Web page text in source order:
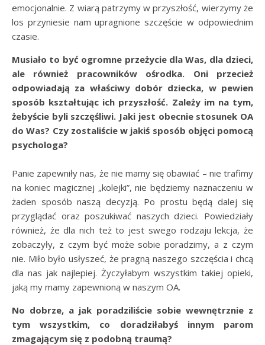
emocjonalnie. Z wiarą patrzymy w przyszłość, wierzymy że
los przyniesie nam upragnione szczęście w odpowiednim
czasie.
Musiało to być ogromne przeżycie dla Was, dla dzieci,
ale również pracowników ośrodka. Oni przecież
odpowiadają za właściwy dobór dziecka, w pewien
sposób kształtując ich przyszłość. Zależy im na tym,
żebyście byli szczęśliwi. Jaki jest obecnie stosunek OA
do Was? Czy zostaliście w jakiś sposób objęci pomocą
psychologa?
Panie zapewniły nas, że nie mamy się obawiać – nie trafimy
na koniec magicznej „kolejki”, nie będziemy naznaczeniu w
żaden sposób naszą decyzją. Po prostu będą dalej się
przyglądać oraz poszukiwać naszych dzieci. Powiedziały
również, że dla nich też to jest swego rodzaju lekcja, że
zobaczyły, z czym być może sobie poradzimy, a z czym
nie. Miło było usłyszeć, że pragną naszego szczęścia i chcą
dla nas jak najlepiej. Życzyłabym wszystkim takiej opieki,
jaką my mamy zapewnioną w naszym OA.
No dobrze, a jak poradziliście sobie wewnętrznie z
tym wszystkim, co doradziłabyś innym parom
zmagającym się z podobną traumą?